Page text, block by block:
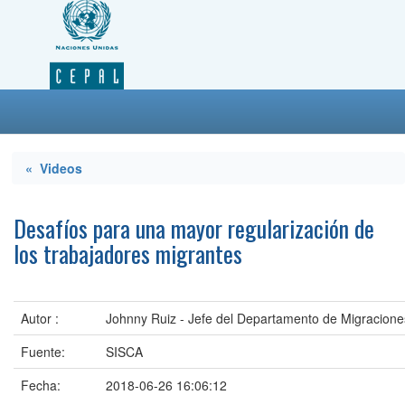
« Videos
Desafíos para una mayor regularización de
los trabajadores migrantes
Autor :
Johnny Ruiz - Jefe del Departamento de
Fuente:
SISCA
Fecha:
2018-06-26 16:06:12